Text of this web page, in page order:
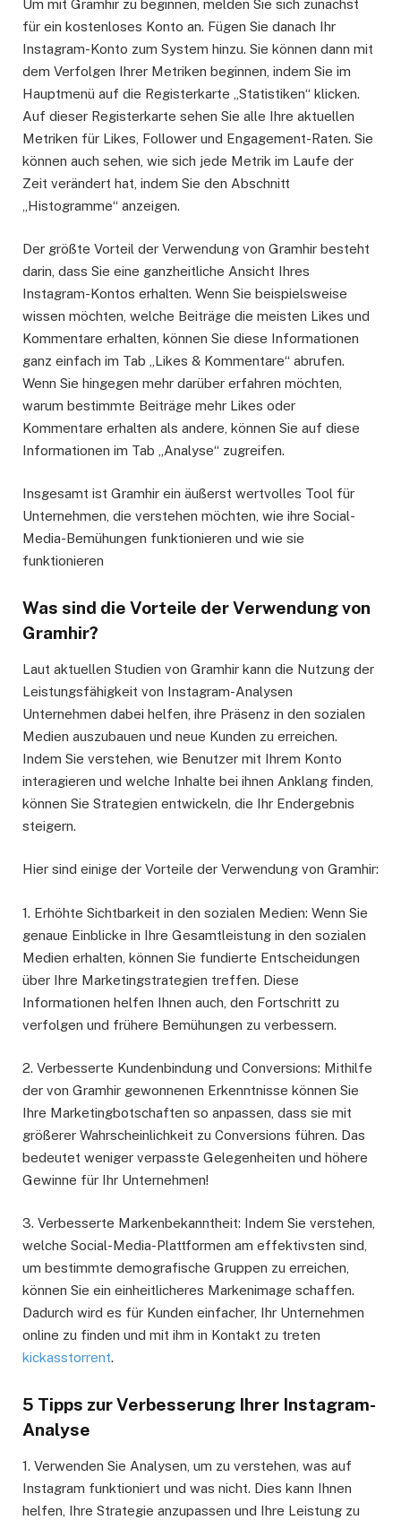
Um mit Gramhir zu beginnen, melden Sie sich zunächst
für ein kostenloses Konto an. Fügen Sie danach Ihr
Instagram-Konto zum System hinzu. Sie können dann mit
dem Verfolgen Ihrer Metriken beginnen, indem Sie im
Hauptmenü auf die Registerkarte „Statistiken“ klicken.
Auf dieser Registerkarte sehen Sie alle Ihre aktuellen
Metriken für Likes, Follower und Engagement-Raten. Sie
können auch sehen, wie sich jede Metrik im Laufe der
Zeit verändert hat, indem Sie den Abschnitt
„Histogramme“ anzeigen.
Der größte Vorteil der Verwendung von Gramhir besteht
darin, dass Sie eine ganzheitliche Ansicht Ihres
Instagram-Kontos erhalten. Wenn Sie beispielsweise
wissen möchten, welche Beiträge die meisten Likes und
Kommentare erhalten, können Sie diese Informationen
ganz einfach im Tab „Likes & Kommentare“ abrufen.
Wenn Sie hingegen mehr darüber erfahren möchten,
warum bestimmte Beiträge mehr Likes oder
Kommentare erhalten als andere, können Sie auf diese
Informationen im Tab „Analyse“ zugreifen.
Insgesamt ist Gramhir ein äußerst wertvolles Tool für
Unternehmen, die verstehen möchten, wie ihre Social-
Media-Bemühungen funktionieren und wie sie
funktionieren
Was sind die Vorteile der Verwendung von
Gramhir?
Laut aktuellen Studien von Gramhir kann die Nutzung der
Leistungsfähigkeit von Instagram-Analysen
Unternehmen dabei helfen, ihre Präsenz in den sozialen
Medien auszubauen und neue Kunden zu erreichen.
Indem Sie verstehen, wie Benutzer mit Ihrem Konto
interagieren und welche Inhalte bei ihnen Anklang finden,
können Sie Strategien entwickeln, die Ihr Endergebnis
steigern.
Hier sind einige der Vorteile der Verwendung von Gramhir:
1. Erhöhte Sichtbarkeit in den sozialen Medien: Wenn Sie
genaue Einblicke in Ihre Gesamtleistung in den sozialen
Medien erhalten, können Sie fundierte Entscheidungen
über Ihre Marketingstrategien treffen. Diese
Informationen helfen Ihnen auch, den Fortschritt zu
verfolgen und frühere Bemühungen zu verbessern.
2. Verbesserte Kundenbindung und Conversions: Mithilfe
der von Gramhir gewonnenen Erkenntnisse können Sie
Ihre Marketingbotschaften so anpassen, dass sie mit
größerer Wahrscheinlichkeit zu Conversions führen. Das
bedeutet weniger verpasste Gelegenheiten und höhere
Gewinne für Ihr Unternehmen!
3. Verbesserte Markenbekanntheit: Indem Sie verstehen,
welche Social-Media-Plattformen am effektivsten sind,
um bestimmte demografische Gruppen zu erreichen,
können Sie ein einheitlicheres Markenimage schaffen.
Dadurch wird es für Kunden einfacher, Ihr Unternehmen
online zu finden und mit ihm in Kontakt zu treten
kickasstorrent.
5 Tipps zur Verbesserung Ihrer Instagram-
Analyse
1. Verwenden Sie Analysen, um zu verstehen, was auf
Instagram funktioniert und was nicht. Dies kann Ihnen
helfen, Ihre Strategie anzupassen und Ihre Leistung zu